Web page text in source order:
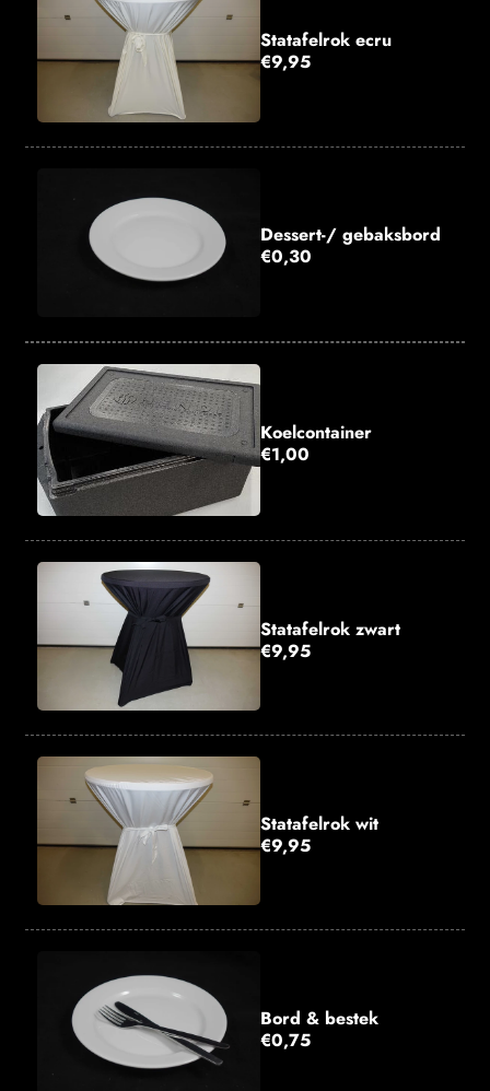
Statafelrok ecru
€9,95
Dessert-/ gebaksbord
€0,30
Koelcontainer
€1,00
Statafelrok zwart
€9,95
Statafelrok wit
€9,95
Bord & bestek
€0,75